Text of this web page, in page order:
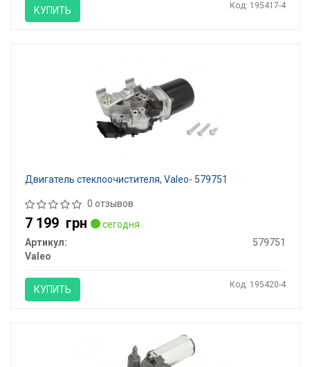
КУПИТЬ Код: 195417-4
Двигатель стеклоочистителя, Valeo- 579751
0 отзывов
7 199 грн
сегодня
Артикул:
579751
Valeo
КУПИТЬ Код: 195420-4